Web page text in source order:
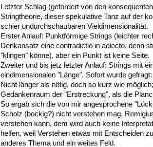
Letzter Schlag (gefordert von den
Stringtheorie, dieser spekulative Tanz auf der
schier undurchschaubaren Vieldimensionalität.
Erster Anlauf: Punktförmige Strings (leichter
Denkansatz eine contradictio in adiecto, denn
"klingen" könne), aber ein Punkt ist keine Seite.
Zweiter und bis jetz letzter Anlauf: Strings mit
eindimensionalen "Länge". Sofort wurde
Nicht länger als nötig, doch so kurz wie
Gedankenraum der "Erstreckung", als die
So ergab sich die von mir angesprochene
Scholz (bockig?) nicht verstehen mag.
verstehen kann, dem wird auch keine
helfen, weil Verstehen etwas mit Entscheiden
anderes Thema und ein weites Feld.